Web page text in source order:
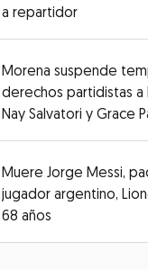
a repartidorOpens in
Morena suspende
derechos partidistas a
Nay Salvatori y Grace
Muere Jorge Messi,
jugador argentino,
68 años